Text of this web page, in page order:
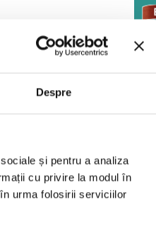
Despre
și pentru a analiza
cu privire la modul în
urma folosirii serviciilor
Ana a
luptătoarea
în optimi de
Tot în
ratând